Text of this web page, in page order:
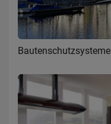
Bautenschutzsysteme